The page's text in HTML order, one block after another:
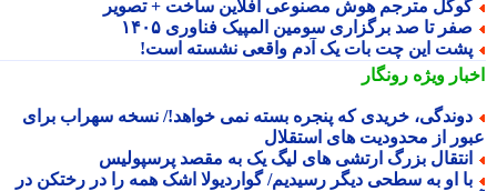
مترجم هوش مصنوعی آفلاین ساخت + تصویر
تا صد برگزاری سومین المپیک فناوری ۱۴۰۵
این چت بات یک آدم واقعی نشسته است!
ویژهرونگار
خریدی که پنجره بسته نمی خواهد!/ نسخه سهراب برای
از محدودیت های استقلال
بزرگ ارتشی های لیگ یک به مقصد پرسپولیس
او به سطحی دیگر رسیدیم/ گواردیولا اشک همه را در رختکن در